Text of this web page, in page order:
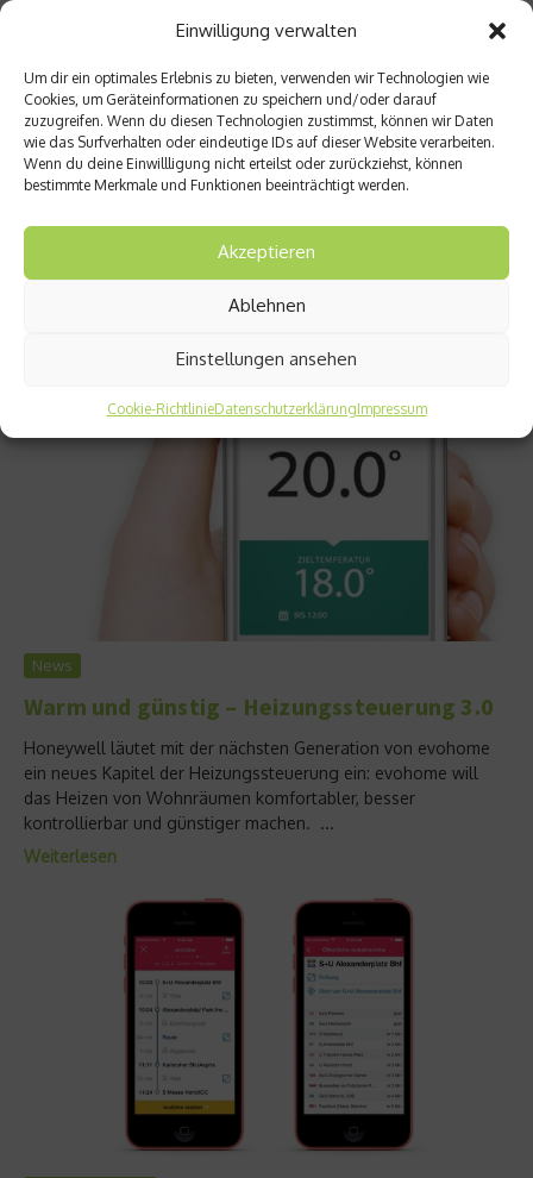
Einwilligung verwalten
Um dir ein optimales Erlebnis zu bieten, verwenden wir Technologien wie
Cookies, um Geräteinformationen zu speichern und/oder darauf
zuzugreifen. Wenn du diesen Technologien zustimmst, können wir Daten
wie das Surfverhalten oder eindeutige IDs auf dieser Website verarbeiten.
Wenn du deine Einwillligung nicht erteilst oder zurückziehst, können
bestimmte Merkmale und Funktionen beeinträchtigt werden.
Akzeptieren
Ablehnen
Einstellungen ansehen
Cookie-RichtlinieDatenschutzerklärungImpressum
Fashion & Lifestyle
Top 5 Apps – Wohnen und Einrichten
Apps dienen nicht nur der Unterhaltung, sie können auch im
Alltag helfen. In unserer Reihe „Top 5 Apps“ präsentieren wir
euch diese Woche nützliche Apps rund ums Thema Wohnen
News
Warm und günstig – Heizungssteuerung 3.0
Honeywell läutet mit der nächsten Generation von evohome
ein neues Kapitel der Heizungssteuerung ein: evohome will
das Heizen von Wohnräumen komfortabler, besser
kontrollierbar und günstiger machen. ...
Weiterlesen